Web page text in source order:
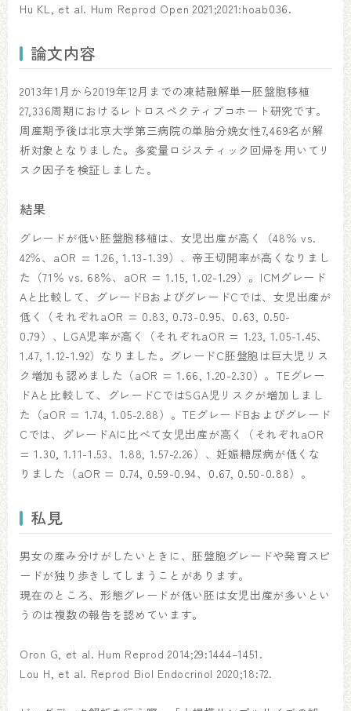
Hu KL, et al. Hum Reprod Open 2021;2021:hoab036.
論文内容
2013年1月から2019年12月までの凍結融解単一胚盤胞移植
27,336周期におけるレトロスペクティブコホート研究です。
周産期予後は北京大学第三病院の単胎分娩女性7,469名が解
析対象となりました。多変量ロジスティック回帰を用いてリ
スク因子を検証しました。
結果
グレードが低い胚盤胞移植は、女児出産が高く（48％ vs.
42％、aOR = 1.26, 1.13-1.39）、帝王切開率が高くなりまし
た（71％ vs. 68％、aOR = 1.15, 1.02-1.29）。ICMグレード
Aと比較して、グレードBおよびグレードCでは、女児出産が
低く（それぞれaOR = 0.83, 0.73-0.95、0.63, 0.50-
0.79）、LGA児率が高く（それぞれaOR = 1.23, 1.05-1.45、
1.47, 1.12-1.92）なりました。グレードC胚盤胞は巨大児リス
ク増加も認めました（aOR = 1.66, 1.20-2.30）。TEグレー
ドAと比較して、グレードCではSGA児リスクが増加しまし
た（aOR = 1.74, 1.05-2.88）。TEグレードBおよびグレード
Cでは、グレードAに比べて女児出産が高く（それぞれaOR
= 1.30, 1.11-1.53、1.88, 1.57-2.26）、妊娠糖尿病が低くな
りました（aOR = 0.74, 0.59-0.94、0.67, 0.50-0.88）。
私見
男女の産み分けがしたいときに、胚盤胞グレードや発育スピ
ードが独り歩きしてしまうことがあります。
現在のところ、形態グレードが低い胚は女児出産が多いとい
うのは複数の報告を認めています。
Oron G, et al. Hum Reprod 2014;29:1444–1451.
Lou H, et al. Reprod Biol Endocrinol 2020;18:72.